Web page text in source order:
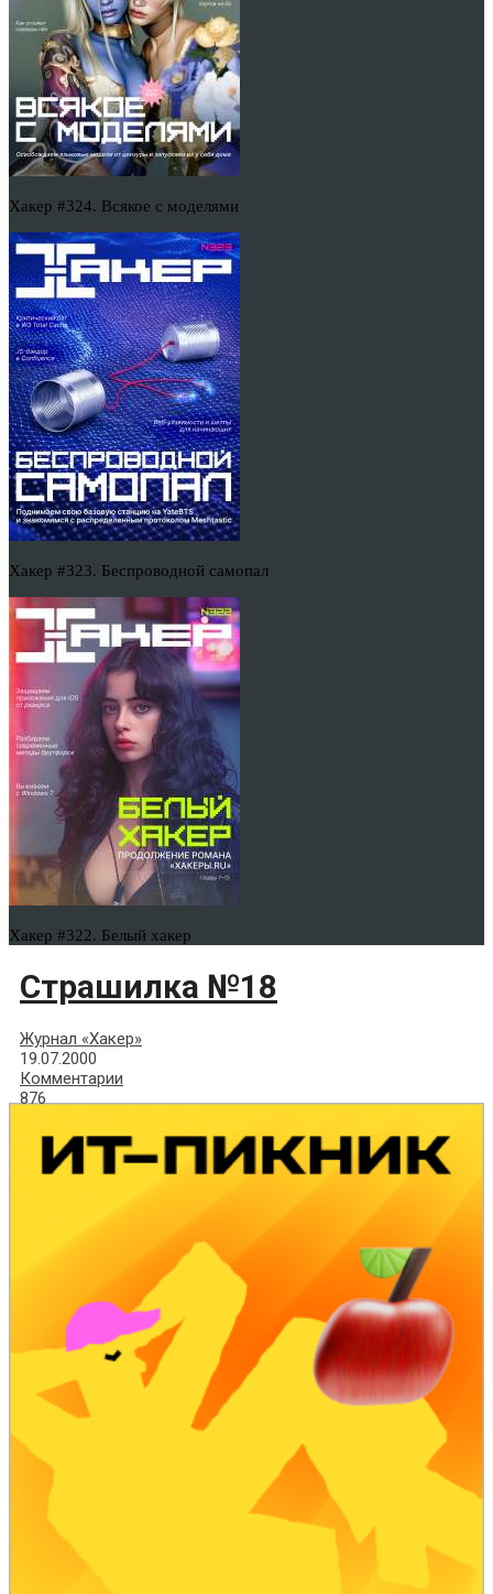
Хакер #324. Всякое с моделями
Хакер #323. Беспроводной самопал
Хакер #322. Белый хакер
Страшилка №18
Журнал «Хакер»
19.07.2000
Комментарии
876